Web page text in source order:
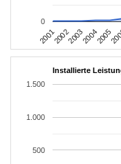
20012002200320042005
0
Installierte
500
1.000
1.500